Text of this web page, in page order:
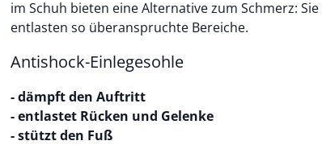
im Schuh bieten eine Alternative zum Schmerz:
entlasten so überanspruchte Bereiche.
Antishock-Einlegesohle
- dämpft den Auftritt
- entlastet Rücken und Gelenke
- stützt den Fuß